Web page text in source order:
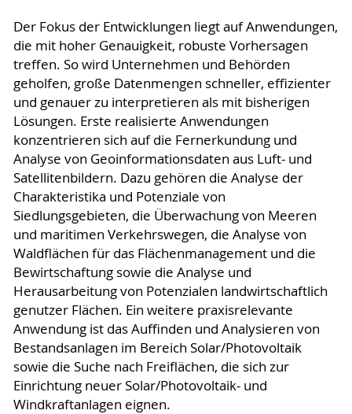
Der Fokus der Entwicklungen liegt auf Anwendungen,
die mit hoher Genauigkeit, robuste Vorhersagen
treffen. So wird Unternehmen und Behörden
geholfen, große Datenmengen schneller, effizienter
und genauer zu interpretieren als mit bisherigen
Lösungen. Erste realisierte Anwendungen
konzentrieren sich auf die Fernerkundung und
Analyse von Geoinformationsdaten aus Luft- und
Satellitenbildern. Dazu gehören die Analyse der
Charakteristika und Potenziale von
Siedlungsgebieten, die Überwachung von Meeren
und maritimen Verkehrswegen, die Analyse von
Waldflächen für das Flächenmanagement und die
Bewirtschaftung sowie die Analyse und
Herausarbeitung von Potenzialen landwirtschaftlich
genutzer Flächen. Ein weitere praxisrelevante
Anwendung ist das Auffinden und Analysieren von
Bestandsanlagen im Bereich Solar/Photovoltaik
sowie die Suche nach Freiflächen, die sich zur
Einrichtung neuer Solar/Photovoltaik- und
Windkraftanlagen eignen.